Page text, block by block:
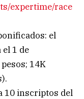
expertime/race
el
1 de
14K
10 inscriptos del